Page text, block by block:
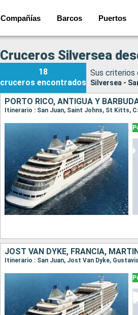
Compañías Barcos Puertos
Cruceros Silversea
18
cruceros encontrados
Sus criterios
Silversea -
PORTO RICO, ANTIGUA Y